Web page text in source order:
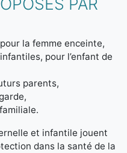
PAR
la femme enceinte,
pour l’enfant de
parents,
et infantile jouent
dans la santé de la